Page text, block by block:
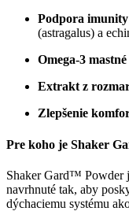
Podpora
(astragalus) a
Omega-3
Extrakt z
Zlepšenie
Pre koho je Shaker
Shaker Gard™ Powder
navrhnuté tak, aby
dýchaciemu systému